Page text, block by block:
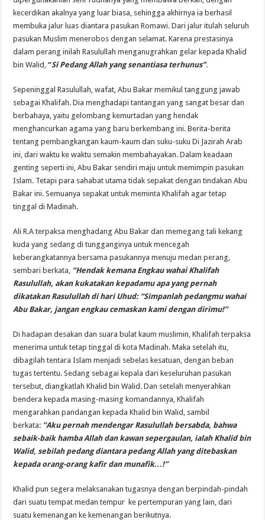
kecerdikan akalnya yang luar biasa, sehingga akhirnya ia berhasil
membuka jalur luas diantara pasukan Romawi. Dari jalur itulah seluruh
pasukan Muslim menerobos dengan selamat. Karena prestasinya
dalam perang inilah Rasulullah menganugrahkan gelar kepada Khalid
bin Walid, “Si Pedang Allah yang senantiasa terhunus”.
Sepeninggal Rasulullah, wafat, Abu Bakar memikul tanggung jawab
sebagai Khalifah. Dia menghadapi tantangan yang sangat besar dan
berbahaya, yaitu gelombang kemurtadan yang hendak
menghancurkan agama yang baru berkembang ini. Berita-berita
tentang pembangkangan kaum-kaum dan suku-suku Di Jazirah Arab
ini, dari waktu ke waktu semakin membahayakan. Dalam keadaan
genting seperti ini, Abu Bakar sendiri maju untuk memimpin pasukan
Islam. Tetapi para sahabat utama tidak sepakat dengan tindakan Abu
Bakar ini. Semuanya sepakat untuk meminta Khalifah agar tetap
tinggal di Madinah.
Ali R.A terpaksa menghadang Abu Bakar dan memegang tali kekang
kuda yang sedang di tungganginya untuk mencegah
keberangkatannya bersama pasukannya menuju medan perang,
sembari berkata, “Hendak kemana Engkau wahai Khalifah
Rasulullah, akan kukatakan kepadamu apa yang pernah
dikatakan Rasulullah di hari Uhud: “Simpanlah pedangmu wahai
Abu Bakar, jangan engkau cemaskan kami dengan dirimu!”
Di hadapan desakan dan suara bulat kaum muslimin, Khalifah terpaksa
menerima untuk tetap tinggal di kota Madinah. Maka setelah itu,
dibagilah tentara Islam menjadi sebelas kesatuan, dengan beban
tugas tertentu. Sedang sebagai kepala dari keseluruhan pasukan
tersebut, diangkatlah Khalid bin Walid. Dan setelah menyerahkan
bendera kepada masing-masing komandannya, Khalifah
mengarahkan pandangan kepada Khalid bin Walid, sambil
berkata: ”Aku pernah mendengar Rasulullah bersabda, bahwa
sebaik-baik hamba Allah dan kawan sepergaulan, ialah Khalid bin
Walid, sebilah pedang diantara pedang Allah yang ditebaskan
kepada orang-orang kafir dan munafik…!”
Khalid pun segera melaksanakan tugasnya dengan berpindah-pindah
dari suatu tempat medan tempur ke pertempuran yang lain, dari
suatu kemenangan ke kemenangan berikutnya.